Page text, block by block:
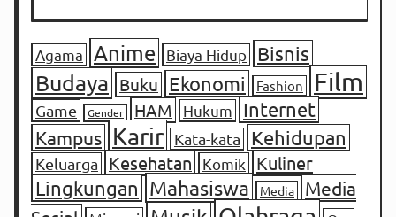
Agama Anime Biaya Hidup Bisnis
Budaya Buku Ekonomi Fashion Film
Game Gender HAM Hukum
Internet
Kampus Karir Kata-kata Kehidupan
Keluarga Kesehatan Komik Kuliner
Lingkungan Mahasiswa Media
Media